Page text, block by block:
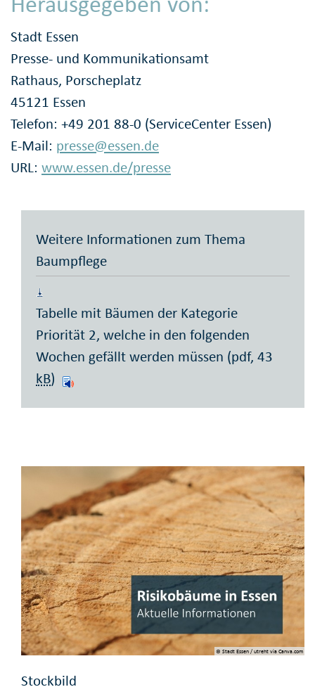
Stadt Essen
Presse- und Kommunikationsamt
Rathaus, Porscheplatz
45121 Essen
Telefon: +49 201 88-0 (ServiceCenter Essen)
E-Mail: presse@essen.de
URL: www.essen.de/presse
Weitere Informationen zum Thema
Baumpflege
Tabelle mit Bäumen der Kategorie
Priorität 2, welche in den folgenden
Wochen gefällt werden müssen (pdf, 43
kB)
© Stadt Essen / utreht via Canva.com
Stockbild